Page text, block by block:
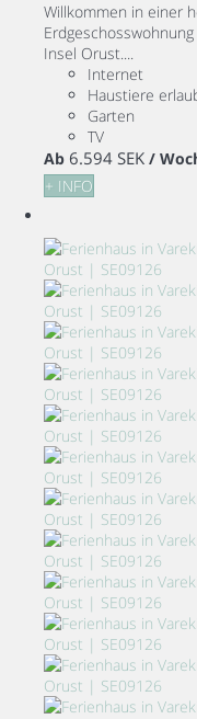
Willkommen in einer
Insel Orust....
Internet
Haustiere
Garten
TV
Ab 6.594 SEK /
+ INFO